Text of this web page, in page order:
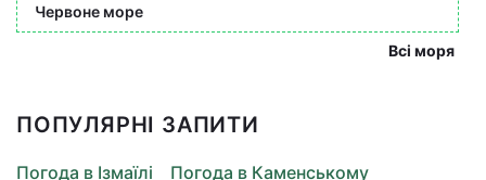
Червоне море
Всі моря
ПОПУЛЯРНІ ЗАПИТИ
Погода в Ізмаїлі
Погода в Каменському